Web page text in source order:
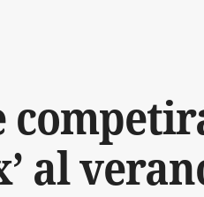
al